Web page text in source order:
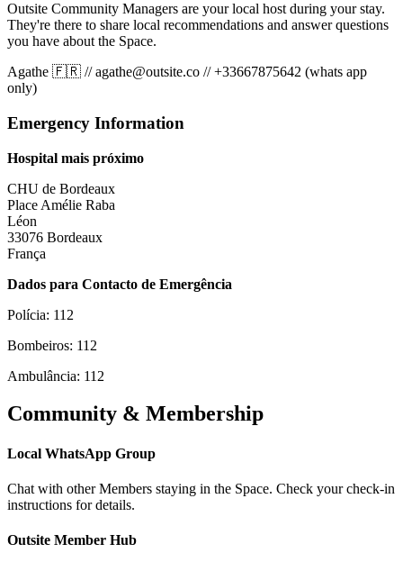
Outsite Community Managers are your local host during your stay.
They're there to share local recommendations and answer questions
you have about the Space.
Agathe 🇫🇷 //agathe@outsite.co //+33667875642 (whats app
only)
Emergency Information
Hospital mais próximo
CHU de Bordeaux
Place Amélie Raba
Léon
33076 Bordeaux
França
Dados para Contacto de Emergência
Polícia: 112
Bombeiros: 112
Ambulância: 112
Community & Membership
Local WhatsApp Group
Chat with other Members staying in the Space. Check your check-in
instructions for details.
Outsite Member Hub